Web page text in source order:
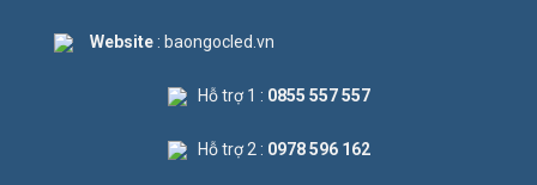
Website: baongocled.vn
Hỗ trợ 1 : 0855 557 557
Hỗ trợ 2 : 0978 596 162